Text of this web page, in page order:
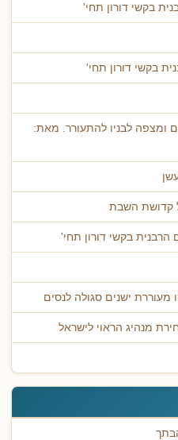
בקשי דורון תחי'
בקשי דורון תחי'
ומצפה לבניו להתעורר. מאת:
קדושת השבת
בקשי דורון תחי'
ישנים סגולה לנסים
מנהיג הראוי לישראל